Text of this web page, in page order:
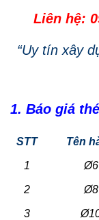
Liên hệ:
“Uy tín xây
1. Báo giá
STT Tên
1 Ø6
2 Ø8
3